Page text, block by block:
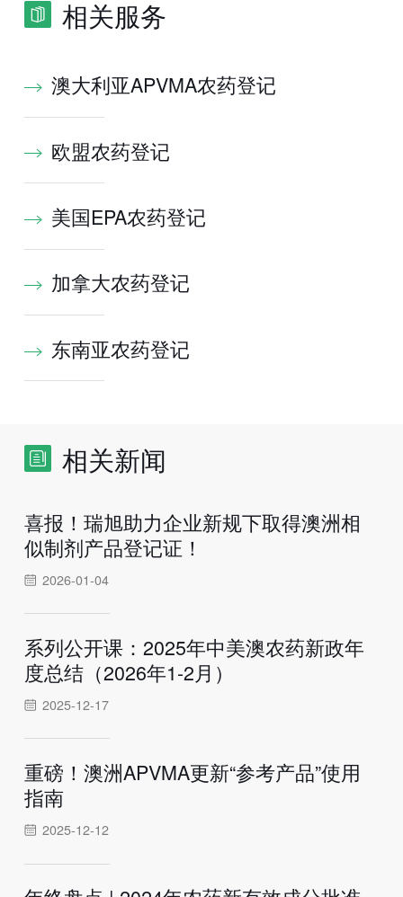
相关服务
澳大利亚APVMA农药登记
欧盟农药登记
美国EPA农药登记
加拿大农药登记
东南亚农药登记
相关新闻
喜报！瑞旭助力企业新规下取得澳洲相
似制剂产品登记证！
2026-01-04
系列公开课：2025年中美澳农药新政年
度总结（2026年1-2月）
2025-12-17
重磅！澳洲APVMA更新“参考产品”使用
指南
2025-12-12